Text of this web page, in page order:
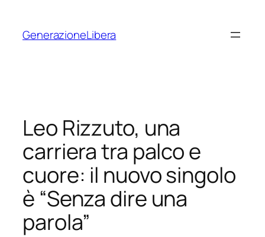
contenuto
GenerazioneLibera
Leo Rizzuto, una
carriera tra palco e
cuore: il nuovo singolo
è “Senza dire una
parola”